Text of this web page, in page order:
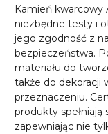
Kamień kwarcowy
niezbędne testy i
jego zgodność z
bezpieczeństwa.
materiału do
także do dekoracji
przeznaczeniu.
produkty
zapewniając nie